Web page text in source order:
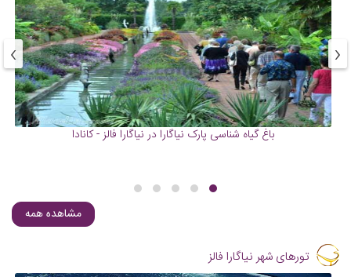
باغ گیاه شناسی پارک نیاگارا در نیاگارا فالز - کانادا
‹
›
مشاهده همه
تورهای شهر نیاگارا فالز